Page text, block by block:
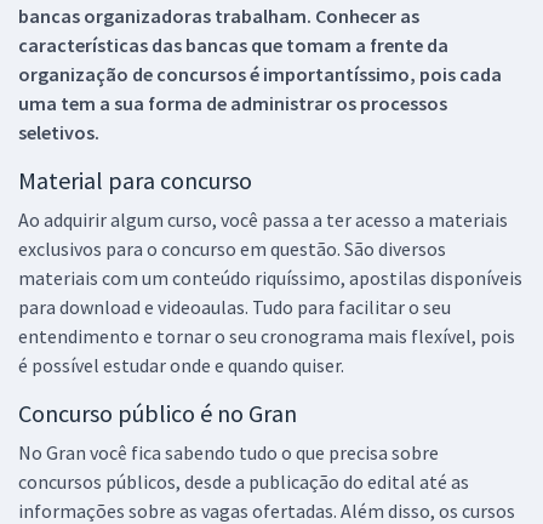
bancas organizadoras trabalham. Conhecer as
características das bancas que tomam a frente da
organização de concursos é importantíssimo, pois cada
uma tem a sua forma de administrar os processos
seletivos.
Material para concurso
Ao adquirir algum curso, você passa a ter acesso a materiais
exclusivos para o concurso em questão. São diversos
materiais com um conteúdo riquíssimo, apostilas disponíveis
para download e videoaulas. Tudo para facilitar o seu
entendimento e tornar o seu cronograma mais flexível, pois
é possível estudar onde e quando quiser.
Concurso público é no Gran
No Gran você fica sabendo tudo o que precisa sobre
concursos públicos, desde a publicação do edital até as
informações sobre as vagas ofertadas. Além disso, os cursos